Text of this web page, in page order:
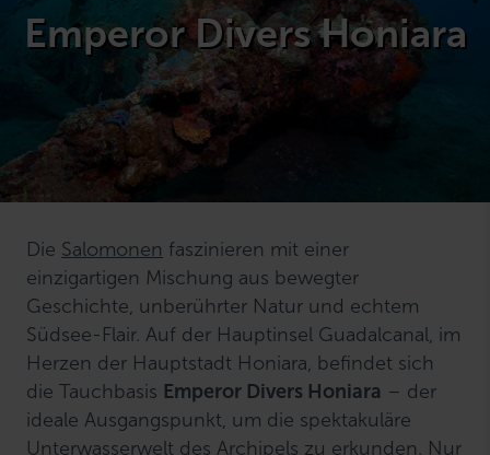
Emperor Divers Honiara
Die Salomonen faszinieren mit einer
einzigartigen Mischung aus bewegter
Geschichte, unberührter Natur und echtem
Südsee-Flair. Auf der Hauptinsel Guadalcanal, im
Herzen der Hauptstadt Honiara, befindet sich
die Tauchbasis Emperor Divers Honiara – der
ideale Ausgangspunkt, um die spektakuläre
Unterwasserwelt des Archipels zu erkunden. Nur